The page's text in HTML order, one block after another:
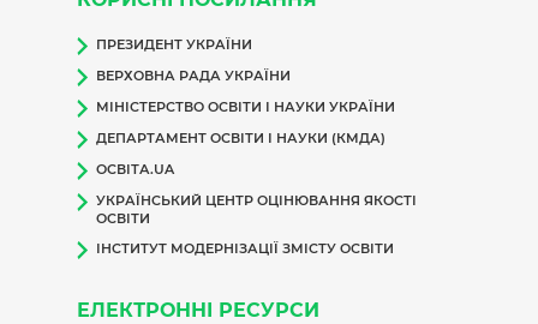
ПРЕЗИДЕНТ УКРАЇНИ
ВЕРХОВНА РАДА УКРАЇНИ
МІНІСТЕРСТВО ОСВІТИ І НАУКИ УКРАЇНИ
ДЕПАРТАМЕНТ ОСВІТИ І НАУКИ (КМДА)
ОСВІТА.UA
УКРАЇНСЬКИЙ ЦЕНТР ОЦІНЮВАННЯ ЯКОСТІ
ОСВІТИ
ІНСТИТУТ МОДЕРНІЗАЦІЇ ЗМІСТУ ОСВІТИ
ЕЛЕКТРОННІ РЕСУРСИ